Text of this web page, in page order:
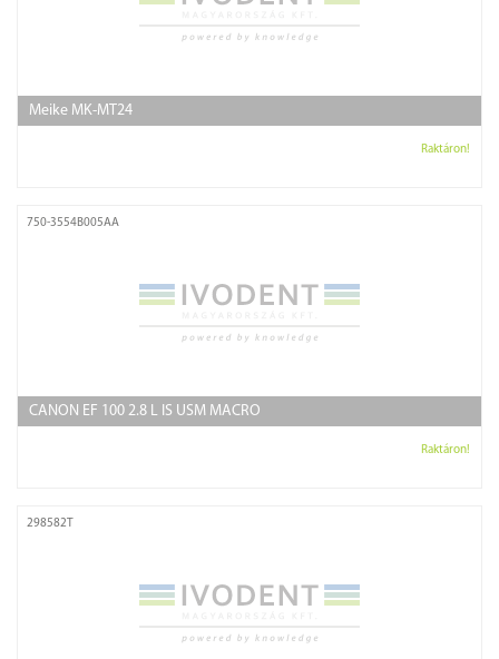
Meike MK-MT24
Raktáron!
750-3554B005AA
CANON EF 100 2.8 L IS USM MACRO
Raktáron!
298582T